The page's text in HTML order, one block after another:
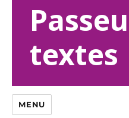
textes
MENU